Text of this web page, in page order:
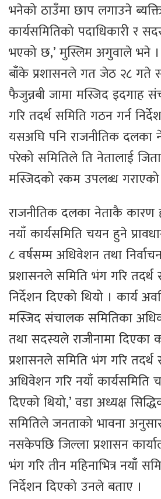
भनेको ठाउँमा छाप लगाउने
कार्यसमितिको पदाधिकारी र
भएको छ,’ मुस्लिम अगुवाले भने ।
बाँके प्रशासनले गत जेठ २८ गते
फैजुन्नबी जामा मस्जिद इदगाह
गरि तदर्थ समिति गठन गर्न
यसअघि पनि राजनीतिक दलका
परेको समितिले ति नेतालाई
मस्जिदको रकम उपलब्ध
राजनीतिक दलका नेताकै कारण
नयाँ कार्यसमिति चयन हुने
८ वर्षसम्म अधिवेशन तथा
प्रशासनले समिति भंग गरि तदर्थ
निर्देशन दिएको थियो । कार्य
मस्जिद संचालक समितिका
तथा सदस्यले राजीनामा दिएका
प्रशासनले समिति भंग गरि तदर्थ
अधिवेशन गरि नयाँ कार्यसमिति
दिएको थियो,’ वडा अध्यक्ष
समितिले जनताको भावना
नसकेपछि जिल्ला प्रशासन
भंग गरि तीन महिनाभित्र नयाँ
निर्देशन दिएको उनले बताए ।